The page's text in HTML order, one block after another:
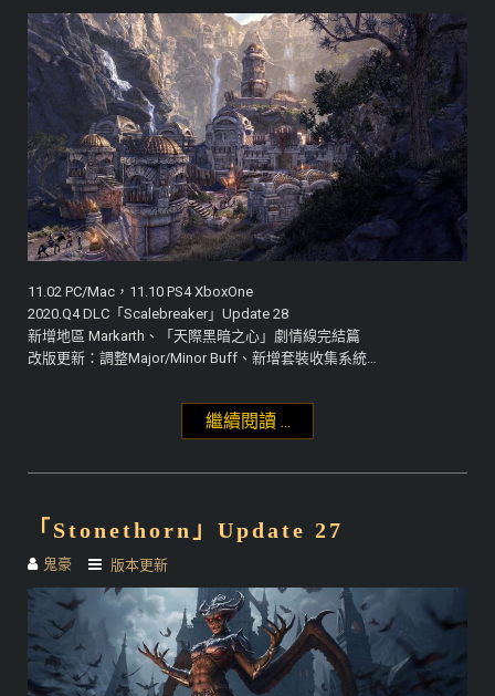
11.02 PC/Mac，11.10 PS4 XboxOne
2020.Q4 DLC「Scalebreaker」Update 28
新增地區 Markarth、「天際黑暗之心」劇情線完結篇
改版更新：調整Major/Minor Buff、新增套裝收集系統…
繼續閱讀 ...
「Stonethorn」Update 27
鬼豪 版本更新